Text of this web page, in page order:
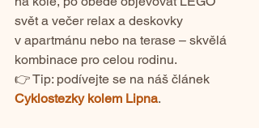
svět a večer relax a deskovky
v apartmánu nebo na terase – skvělá
kombinace pro celou rodinu.
👉 Tip: podívejte se na náš článek
Cyklostezky kolem Lipna.